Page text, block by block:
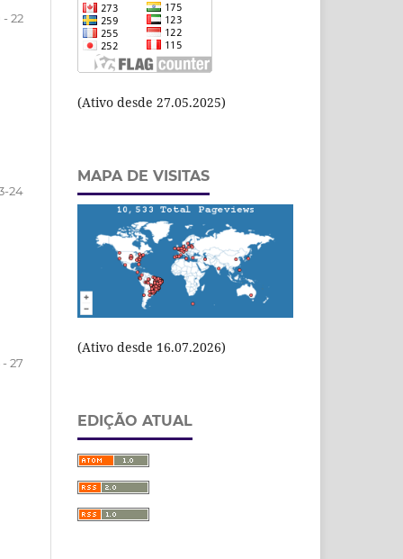
- 22
24
- 27
(Ativo desde 27.05.2025)
MAPA DE VISITAS
(Ativo desde 16.07.2026)
EDIÇÃO ATUAL